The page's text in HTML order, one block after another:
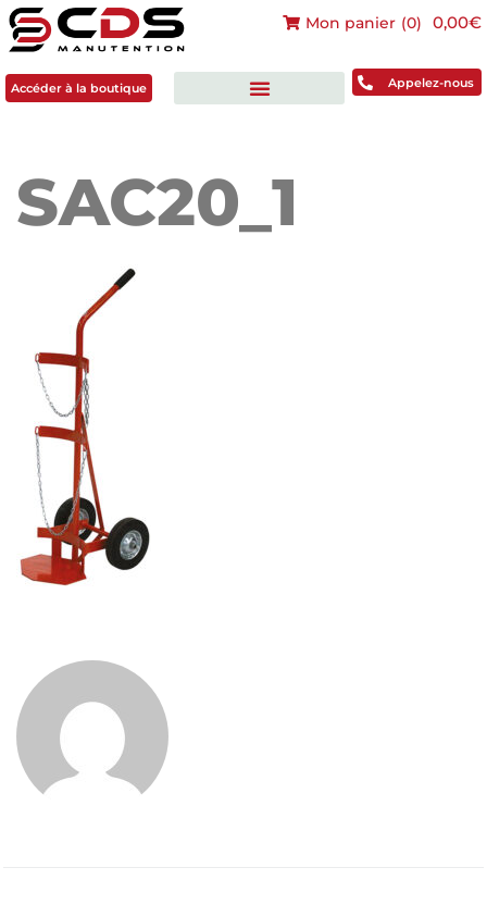
Accéder à la boutique
Mon panier (0) 0,00€
Appelez-nous
SAC20_1